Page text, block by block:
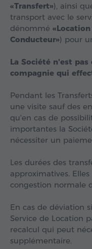
«Transfert»), ainsi
transport avec le
dénommé
Conducteur») pour
La Société n'est
compagnie qui
Pendant les
une visite sauf des
qu'en cas de
importantes la
nécessiter un
Les durées des
approximatives.
congestion normale
En cas de déviation
Service de Location
recalcul qui peut
supplémentaire.